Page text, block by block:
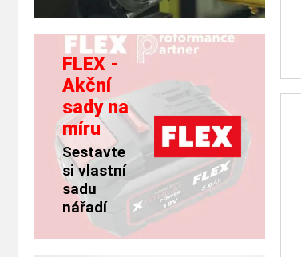
FLEX -
Akční
sady na
míru
Sestavte
si vlastní
sadu
nářadí